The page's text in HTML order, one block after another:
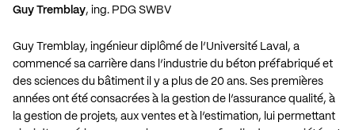
Guy Tremblay, ing. PDG SWBV
Guy Tremblay, ingénieur diplômé de l’Université Laval, a
commencé sa carrière dans l’industrie du béton préfabriqué et
des sciences du bâtiment il y a plus de 20 ans. Ses premières
années ont été consacrées à la gestion de l’assurance qualité, à
la gestion de projets, aux ventes et à l’estimation, lui permettant